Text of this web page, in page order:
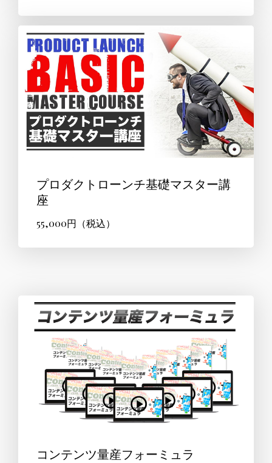
プロダクトローンチ基礎マスター講
座
55,000円（税込）
コンテンツ量産フォーミュラ